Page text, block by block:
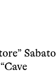
Sabato